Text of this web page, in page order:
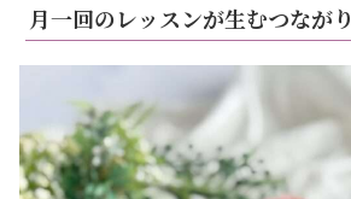
月一回のレッスンが生むつながり